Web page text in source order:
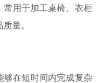
常用于加工桌椅、衣柜
量。
在短时间内完成复杂